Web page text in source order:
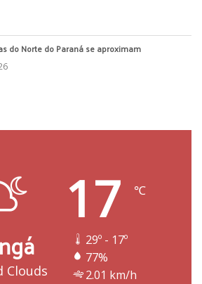
do Norte do Paraná se aproximam
Clouds
17 ℃
29º - 17º
77%
2.01 km/h